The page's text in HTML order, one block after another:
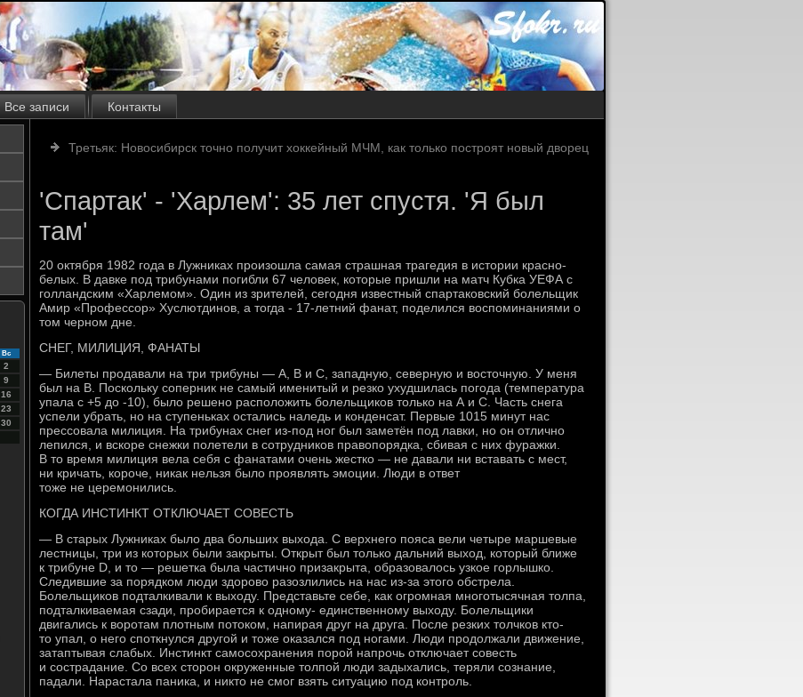
Все записи Контакты
Вс
2
9
16
23
30
Третьяк: Новосибирск точно получит хоккейный МЧМ, как только построят новый дворец
'Спартак' - 'Харлем': 35 лет спустя. 'Я был
там'
20 октября 1982 года в Лужниках произошла самая страшная трагедия в истории красно-
белых. В давке под трибунами погибли 67 человек, которые пришли на матч Кубка УЕФА с
голландским «Харлемом». Один из зрителей, сегодня известный спартаковский болельщик
Амир «Профессор» Хуслютдинов, а тогда - 17-летний фанат, поделился воспоминаниями о
том черном дне.
СНЕГ, МИЛИЦИЯ, ФАНАТЫ
— Билеты продавали на три трибуны — А, В и С, западную, северную и восточную. У меня
был на В. Поскольку соперник не самый именитый и резко ухудшилась погода (температура
упала с +5 до -10), было решено расположить болельщиков только на А и С. Часть снега
успели убрать, но на ступеньках остались наледь и конденсат. Первые 1015 минут нас
прессовала милиция. На трибунах снег из-под ног был заметён под лавки, но он отлично
лепился, и вскоре снежки полетели в сотрудников правопорядка, сбивая с них фуражки.
В то время милиция вела себя с фанатами очень жестко — не давали ни вставать с мест,
ни кричать, короче, никак нельзя было проявлять эмоции. Люди в ответ
тоже не церемонились.
КОГДА ИНСТИНКТ ОТКЛЮЧАЕТ СОВЕСТЬ
— В старых Лужниках было два больших выхода. С верхнего пояса вели четыре маршевые
лестницы, три из которых были закрыты. Открыт был только дальний выход, который ближе
к трибуне D, и то — решетка была частично призакрыта, образовалось узкое горлышко.
Следившие за порядком люди здорово разозлились на нас из-за этого обстрела.
Болельщиков подталкивали к выходу. Представьте себе, как огромная многотысячная толпа,
подталкиваемая сзади, пробирается к одному- единственному выходу. Болельщики
двигались к воротам плотным потоком, напирая друг на друга. После резких толчков кто-
то упал, о него споткнулся другой и тоже оказался под ногами. Люди продолжали движение,
затаптывая слабых. Инстинкт самосохранения порой напрочь отключает совесть
и сострадание. Со всех сторон окруженные толпой люди задыхались, теряли сознание,
падали. Нарастала паника, и никто не смог взять ситуацию под контроль.